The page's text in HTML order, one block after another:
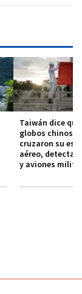
Taiwán dice que
globos chinos
cruzaron su
aéreo, detecta
y aviones